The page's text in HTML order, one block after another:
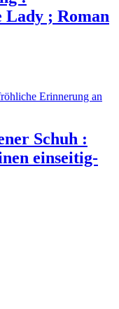
Lady ; Roman
Schuh :
einseitig-